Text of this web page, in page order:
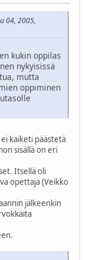
04, 2005,
kukin oppilas
nykyisissä
mutta
oppiminen
kaiketi päästetä
sisällä on eri
Itsellä oli
opettaja (Veikko
jälkeenkin